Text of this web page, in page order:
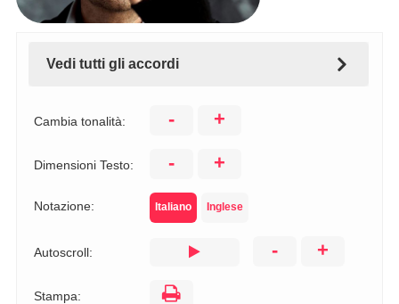
Vedi tutti gli accordi
Cambia tonalità: - +
Dimensioni Testo: - +
Notazione: Italiano Inglese
Autoscroll: - +
Stampa: